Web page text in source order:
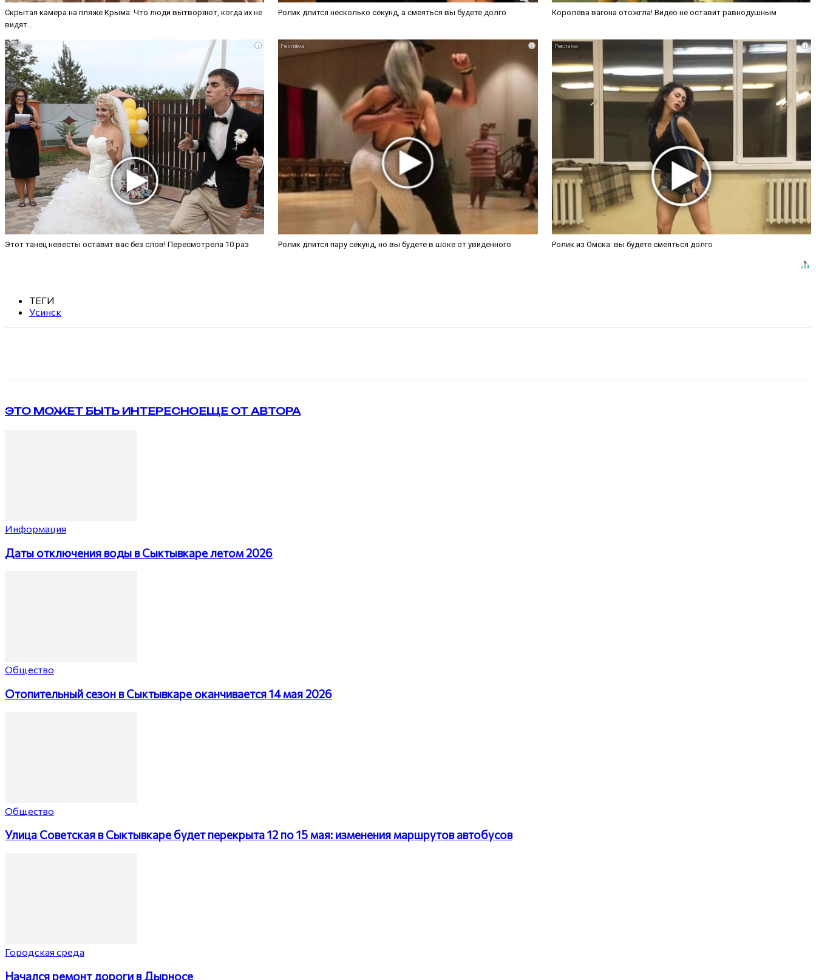
Скрытая камера на пляже Крыма: Что люди вытворяют, когда их не
видят...
Ролик длится несколько секунд, а смеяться вы будете долго Королева вагона отожгла! Видео не оставит равнодушным
i
Этот танец невесты оставит вас без слов! Пересмотрела 10 раз
i
Ролик длится пару секунд, но вы будете в шоке от увиденного
i
Ролик из Омска: вы будете смеяться долго
ТЕГИ
Усинск
ЭТО МОЖЕТ БЫТЬ ИНТЕРЕСНОЕЩЕ ОТ АВТОРА
Информация
Даты отключения воды в Сыктывкаре летом 2026
Общество
Отопительный сезон в Сыктывкаре оканчивается 14 мая 2026
Общество
Улица Советская в Сыктывкаре будет перекрыта 12 по 15 мая: изменения маршрутов автобусов
Городская среда
Начался ремонт дороги в Дырносе